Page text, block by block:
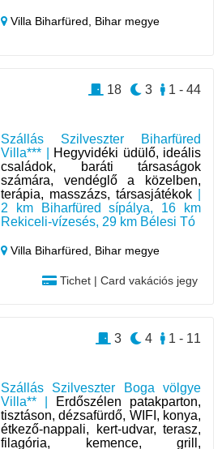
Villa Biharfüred, Bihar megye
Szállás Szilveszter Biharfüred
Villa*** |
Hegyvidéki üdülő, ideális
családok, baráti társaságok
számára, vendéglő a közelben,
terápia, masszázs, társasjátékok
2 km Biharfüred sípálya, 16 km
Rekiceli-vízesés, 29 km Bélesi Tó
Villa Biharfüred, Bihar megye
Tichet | Card vakációs jegy
1 - 44
3
18
Szállás Szilveszter Boga völgye
Villa** |
Erdőszélen patakparton,
tisztáson, dézsafürdő, WIFI, konya,
étkező-nappali, kert-udvar, terasz,
filagória, kemence, grill,
1 - 11
4
3